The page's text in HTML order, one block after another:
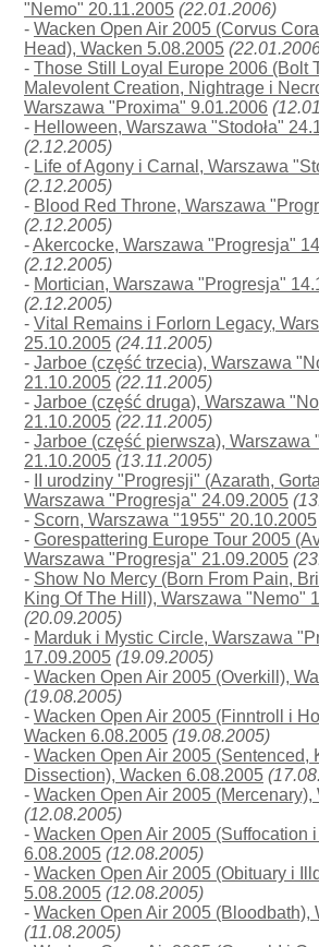
"Nemo" 20.11.2005 (22.01.2006)
-Wacken Open Air 2005 (Corvus
Head), Wacken 5.08.2005
-Those Still Loyal Europe 2006 (Bolt
Malevolent Creation, Nightrage i
Warszawa "Proxima" 9.01.2006
- Helloween, Warszawa "Stodoła"
(2.12.2005)
- Life of Agony i Carnal, Warszawa
(2.12.2005)
- Blood Red Throne, Warszawa
(2.12.2005)
-Akercocke, Warszawa "Progresja"
(2.12.2005)
- Mortician, Warszawa "Progresja"
(2.12.2005)
-Vital Remains i Forlorn Legacy,
25.10.2005 (24.11.2005)
-Jarboe (część trzecia), Warszawa
21.10.2005 (22.11.2005)
-Jarboe (część druga), Warszawa
21.10.2005 (22.11.2005)
-Jarboe (część pierwsza), Warszawa
21.10.2005 (13.11.2005)
-
II urodziny "Progresji" (Azarath,
Warszawa "Progresja" 24.09.2005
- Scorn, Warszawa "1955" 20.10.2005
-Gorespattering Europe Tour 2005
Warszawa "Progresja" 21.09.2005
- Show No Mercy (Born From Pain,
King Of The Hill), Warszawa "Nemo"
(20.09.2005)
- Marduk i Mystic Circle, Warszawa
17.09.2005 (19.09.2005)
-Wacken Open Air 2005 (Overkill),
(19.08.2005)
-Wacken Open Air 2005 (Finntroll i
Wacken 6.08.2005 (19.08.2005)
-Wacken Open Air 2005 (Sentenced,
Dissection), Wacken 6.08.2005
-Wacken Open Air 2005
(12.08.2005)
-Wacken Open Air 2005 (Suffocation
6.08.2005 (12.08.2005)
-Wacken Open Air 2005 (Obituary i
5.08.2005 (12.08.2005)
-Wacken Open Air 2005 (Bloodbath),
(11.08.2005)